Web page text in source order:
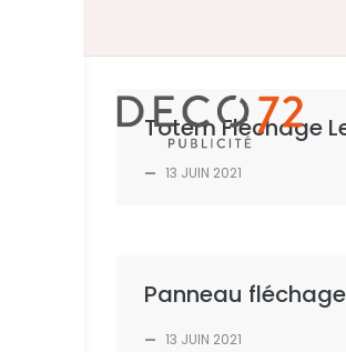
content
Totem Fléchage
— 13 JUIN 2021
Panneau
— 13 JUIN 2021